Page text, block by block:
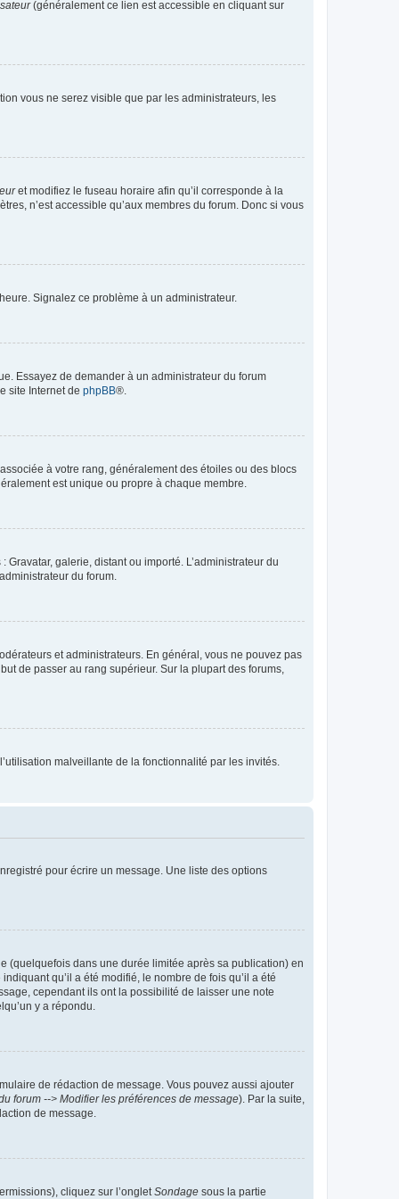
(généralement ce lien est accessible en cliquant sur
vous ne serez visible que par les administrateurs, les
et modifiez le fuseau horaire afin qu’il corresponde à la
n’est accessible qu’aux membres du forum. Donc si vous
Signalez ce problème à un administrateur.
Essayez de demander à un administrateur du forum
site Internet de phpBB®.
à votre rang, généralement des étoiles ou des blocs
est unique ou propre à chaque membre.
galerie, distant ou importé. L’administrateur du
du forum.
et administrateurs. En général, vous ne pouvez pas
de passer au rang supérieur. Sur la plupart des forums,
malveillante de la fonctionnalité par les invités.
pour écrire un message. Une liste des options
(quelquefois dans une durée limitée après sa publication) en
qu’il a été modifié, le nombre de fois qu’il a été
cependant ils ont la possibilité de laisser une note
y a répondu.
de rédaction de message. Vous pouvez aussi ajouter
forum --> Modifier les préférences de message). Par la suite,
de message.
cliquez sur l’ongletSondage sous la partie